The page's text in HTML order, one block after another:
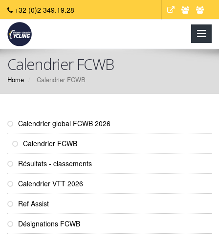
+32 (0)2 349.19.28
Calendrier FCWB
Home Calendrier FCWB
Calendrier global FCWB 2026
Calendrier FCWB
Résultats - classements
Calendrier VTT 2026
Ref Assist
Désignations FCWB